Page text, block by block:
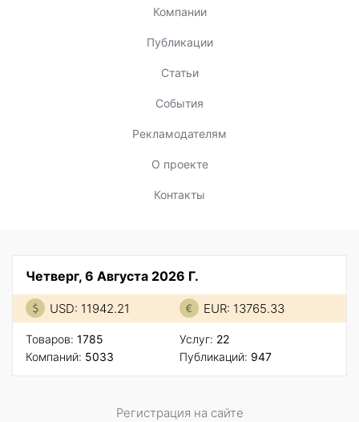
Компании
Публикации
Статьи
События
Рекламодателям
О проекте
Контакты
Четверг, 6 Августа 2026 Г.
USD: 11942.21 EUR: 13765.33
Товаров: 1785
Компаний: 5033
Услуг: 22
Публикаций: 947
Регистрация на сайте